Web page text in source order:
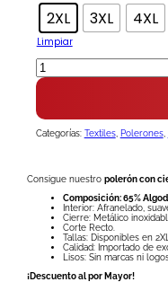
2XL 3XL 4XL
Limpiar
Polerón
con
Cierre
cantidad
Categorías: Textiles, Polerones,
Consigue nuestro polerón con
Composición:65%
Interior: Afranelado,
Cierre: Metálico
Corte Recto.
Tallas: Disponibles en
Calidad: Importado de
Lisos: Sin marcas ni
¡Descuento al por Mayor!